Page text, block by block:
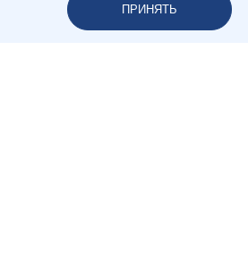
ПРИНЯТЬ